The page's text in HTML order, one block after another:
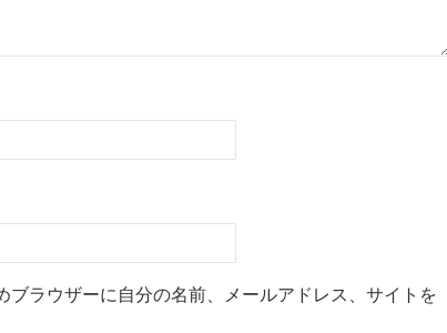
ブラウザーに自分の名前、メールアドレス、サイトを